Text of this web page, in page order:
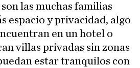
las muchas familias
espacio y privacidad, algo
en un hotel o
villas privadas sin zonas
estar tranquilos con